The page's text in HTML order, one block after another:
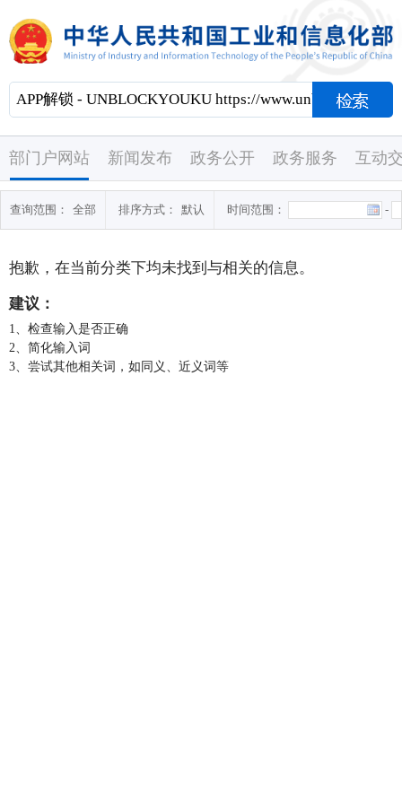
部门户网站 新闻发布 政务公开 政务服务 互动
查询范围： 全部 排序方式： 默认 时间范围： -
抱歉，在当前分类下均未找到与相关的信息。
建议：
1、检查输入是否正确
2、简化输入词
3、尝试其他相关词，如同义、近义词等